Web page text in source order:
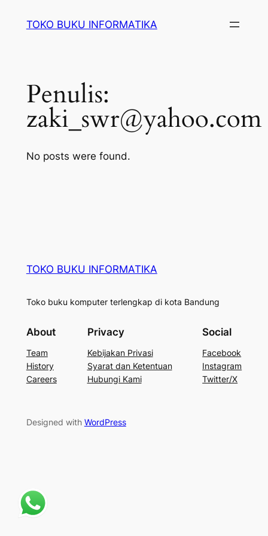
TOKO BUKU INFORMATIKA
Penulis:
zaki_swr@yahoo.com
No posts were found.
TOKO BUKU INFORMATIKA
Toko buku komputer terlengkap di kota Bandung
About
Team
History
Careers
Privacy
Kebijakan Privasi
Syarat dan Ketentuan
Hubungi Kami
Social
Facebook
Instagram
Twitter/X
Designed with WordPress